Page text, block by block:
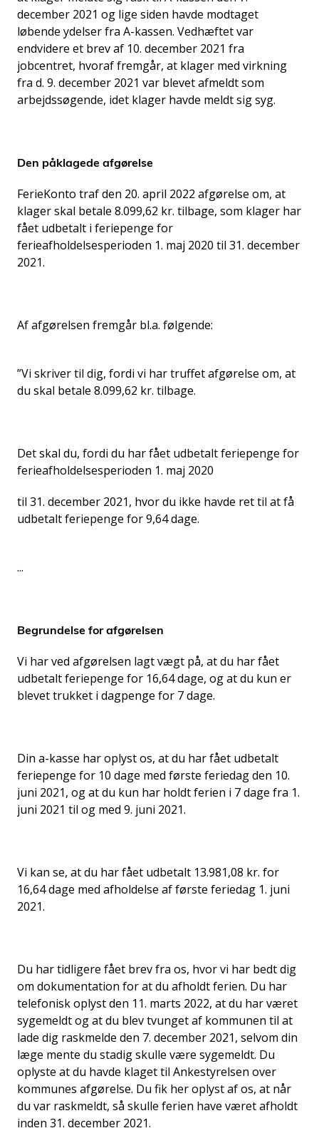
december 2021 og lige siden havde modtaget
løbende ydelser fra A-kassen. Vedhæftet var
endvidere et brev af 10. december 2021 fra
jobcentret, hvoraf fremgår, at klager med virkning
fra d. 9. december 2021 var blevet afmeldt som
arbejdssøgende, idet klager havde meldt sig syg.
Den påklagede afgørelse
FerieKonto traf den 20. april 2022 afgørelse om, at
klager skal betale 8.099,62 kr. tilbage, som klager har
fået udbetalt i feriepenge for
ferieafholdelsesperioden 1. maj 2020 til 31. december
2021.
Af afgørelsen fremgår bl.a. følgende:
”Vi skriver til dig, fordi vi har truffet afgørelse om, at
du skal betale 8.099,62 kr. tilbage.
Det skal du, fordi du har fået udbetalt feriepenge for
ferieafholdelsesperioden 1. maj 2020
til 31. december 2021, hvor du ikke havde ret til at få
udbetalt feriepenge for 9,64 dage.
...
Begrundelse for afgørelsen
Vi har ved afgørelsen lagt vægt på, at du har fået
udbetalt feriepenge for 16,64 dage, og at du kun er
blevet trukket i dagpenge for 7 dage.
Din a-kasse har oplyst os, at du har fået udbetalt
feriepenge for 10 dage med første feriedag den 10.
juni 2021, og at du kun har holdt ferien i 7 dage fra 1.
juni 2021 til og med 9. juni 2021.
Vi kan se, at du har fået udbetalt 13.981,08 kr. for
16,64 dage med afholdelse af første feriedag 1. juni
2021.
Du har tidligere fået brev fra os, hvor vi har bedt dig
om dokumentation for at du afholdt ferien. Du har
telefonisk oplyst den 11. marts 2022, at du har været
sygemeldt og at du blev tvunget af kommunen til at
lade dig raskmelde den 7. december 2021, selvom din
læge mente du stadig skulle være sygemeldt. Du
oplyste at du havde klaget til Ankestyrelsen over
kommunes afgørelse. Du fik her oplyst af os, at når
du var raskmeldt, så skulle ferien have været afholdt
inden 31. december 2021.